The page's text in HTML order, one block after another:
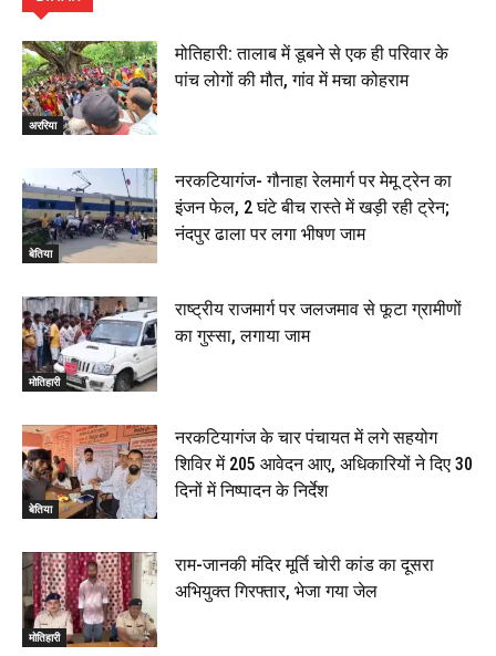
का भव्य पथ संचलन, 5 July 2026
00:22
बेतिया : मझौलिया में 1.24 क्विंटल गांजा के साथ बोलेरो ज़ब्त, दो
तस्कर गिरफ्तार, 4 July 2026
00:39
00:33
रक्सौल : सुरक्षा जॉंच को सोना-चांदी दुकानों का एसडीपीओ और
थानाध्यक्ष ने किया निरीक्षण, 19 June 2026
बेतिया में सगे भाई ने मां के साथ मिलकर की भाई की हत्या, शव
जलाया, दोनों गिरफ्तार, 14 June 2026
00:12
मोतिहारी। NDA सरकार, 12 साल विश्वास के, मीडिया संवाद में
सांसद रधामोहन सिंह, 13 June 2026
02:19
अररिया
मोतिहारी: तालाब में डूबने से एक ही परिवार के
पांच लोगों की मौत, गांव में मचा कोहराम
बेतिया
नरकटियागंज- गौनाहा रेलमार्ग पर मेमू ट्रेन का
इंजन फेल, 2 घंटे बीच रास्ते में खड़ी रही ट्रेन;
नंदपुर ढाला पर लगा भीषण जाम
मोतिहारी
राष्ट्रीय राजमार्ग पर जलजमाव से फूटा ग्रामीणों
का गुस्सा, लगाया जाम
बेतिया
नरकटियागंज के चार पंचायत में लगे सहयोग
शिविर में 205 आवेदन आए, अधिकारियों ने दिए 30
दिनों में निष्पादन के निर्देश
मोतिहारी
राम-जानकी मंदिर मूर्ति चोरी कांड का दूसरा
अभियुक्त गिरफ्तार, भेजा गया जेल